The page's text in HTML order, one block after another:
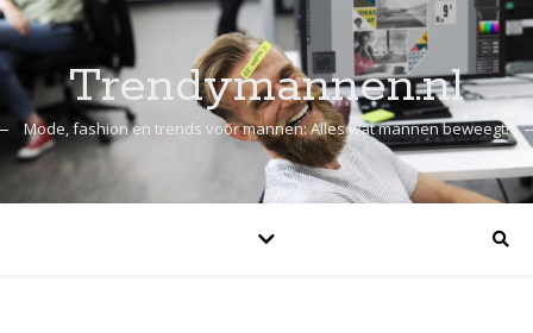
Trendymannen.nl
Mode, fashion en trends voor mannen: Alles wat mannen beweegt!